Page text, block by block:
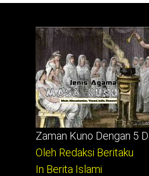
Zaman Kuno Dengan 5 D…
Oleh Redaksi Beritaku
In Berita Islami